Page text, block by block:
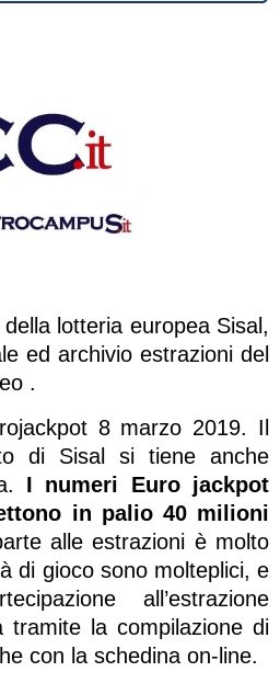
lotteria europea Sisal,
ed archivio estrazioni del
.
8 marzo 2019. Il
di Sisal si tiene anche
I numeri Euro jackpot
in palio 40 milioni
alle estrazioni è molto
di gioco sono molteplici, e
all’estrazione
tramite la compilazione di
con la schedina on-line.